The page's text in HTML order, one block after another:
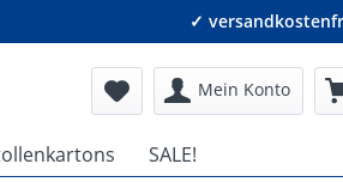
✓
Mein Konto
SALE!